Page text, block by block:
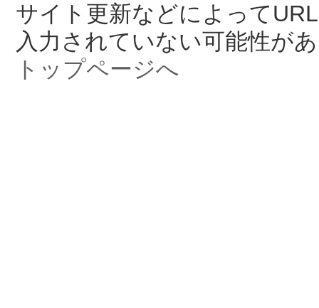
サイト更新などによって
入力されていない可能性が
トップページへ